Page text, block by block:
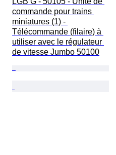
commande pour trains
miniatures (1) -
Télécommande (filaire) à
utiliser avec le régulateur
de vitesse Jumbo 50100